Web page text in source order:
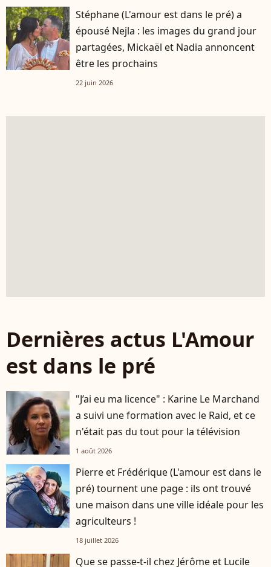
Stéphane (L'amour est dans le pré) a
épousé Nejla : les images du grand jour
partagées, Mickaël et Nadia annoncent
être les prochains
22 juin 2026
Dernières actus L'Amour
est dans le pré
"J’ai eu ma licence" : Karine Le Marchand
a suivi une formation avec le Raid, et ce
n'était pas du tout pour la télévision
1 août 2026
Pierre et Frédérique (L'amour est dans le
pré) tournent une page : ils ont trouvé
une maison dans une ville idéale pour les
agriculteurs !
18 juillet 2026
Que se passe-t-il chez Jérôme et Lucile